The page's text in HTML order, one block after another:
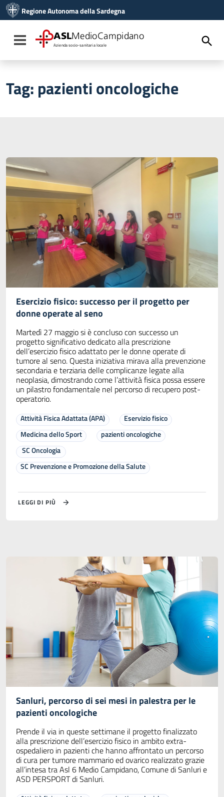
Vai al menu di navigazione
Vai al footer
Regione Autonoma della Sardegna
Toggle navigation
ASLMedioCampidano
Azienda socio-sanitaria locale
Tag: pazienti oncologiche
Esercizio fisico: successo per il progetto per
donne operate al seno
Martedì 27 maggio si è concluso con successo un
progetto significativo dedicato alla prescrizione
dell’esercizio fisico adattato per le donne operate di
tumore al seno. Questa iniziativa mirava alla prevenzione
secondaria e terziaria delle complicanze legate alla
neoplasia, dimostrando come l’attività fisica possa essere
un pilastro fondamentale nel percorso di recupero post-
operatorio.
Attività Fisica Adattata (APA)
Eservizio fisico
Medicina dello Sport
pazienti oncologiche
SC Oncologia
SC Prevenzione e Promozione della Salute
LEGGI DI PIÙ
Sanluri, percorso di sei mesi in palestra per le
pazienti oncologiche
Prende il via in queste settimane il progetto finalizzato
alla prescrizione dell’esercizio fisico in ambito extra-
ospedaliero in pazienti che hanno affrontato un percorso
di cura per tumore mammario ed ovarico realizzato grazie
all’intesa tra Asl 6 Medio Campidano, Comune di Sanluri e
ASD PERSPORT di Sanluri.